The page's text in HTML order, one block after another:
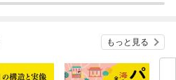
もっと見る